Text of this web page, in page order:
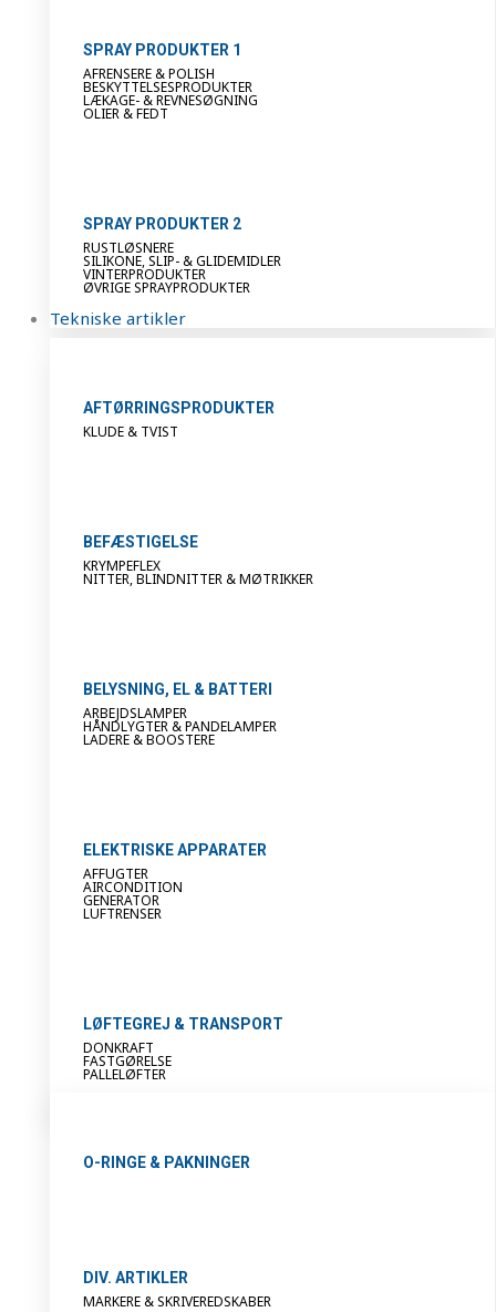
SPRAY PRODUKTER 1
AFRENSERE & POLISH
BESKYTTELSESPRODUKTER
LÆKAGE- & REVNESØGNING
OLIER & FEDT
SPRAY PRODUKTER 2
RUSTLØSNERE
SILIKONE, SLIP- & GLIDEMIDLER
VINTERPRODUKTER
ØVRIGE SPRAYPRODUKTER
Tekniske artikler
AFTØRRINGSPRODUKTER
KLUDE & TVIST
BEFÆSTIGELSE
KRYMPEFLEX
NITTER, BLINDNITTER & MØTRIKKER
BELYSNING, EL & BATTERI
ARBEJDSLAMPER
HÅNDLYGTER & PANDELAMPER
LADERE & BOOSTERE
ELEKTRISKE APPARATER
AFFUGTER
AIRCONDITION
GENERATOR
LUFTRENSER
LØFTEGREJ & TRANSPORT
DONKRAFT
FASTGØRELSE
PALLELØFTER
O-RINGE & PAKNINGER
DIV. ARTIKLER
MARKERE & SKRIVEREDSKABER